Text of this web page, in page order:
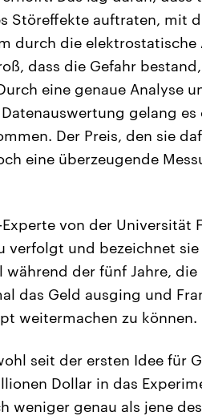
Störeffekte auftraten, mit
durch die
dass die Gefahr
eine genaue Analyse
gelang es
Der Preis, den sie
eine überzeugende
von der Universität
verfolgt und bezeichnet
während der fünf Jahre, die
das Geld ausging und
weitermachen zu können.
seit der ersten Idee für
Dollar in das
weniger genau als jene